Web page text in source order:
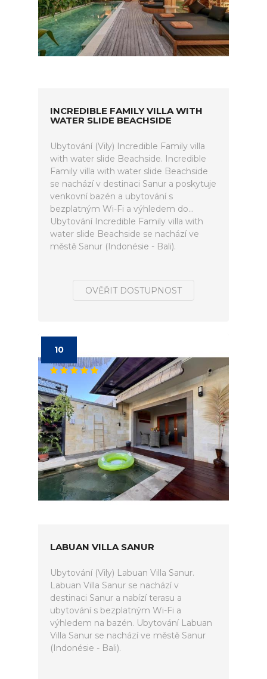
INCREDIBLE FAMILY VILLA WITH
WATER SLIDE BEACHSIDE
Ubytování (Vily) Incredible Family villa
with water slide Beachside. Incredible
Family villa with water slide Beachside
se nachází v destinaci Sanur a poskytuje
venkovní bazén a ubytování s
bezplatným Wi-Fi a výhledem do...
Ubytování Incredible Family villa with
water slide Beachside se nachází ve
městě Sanur (Indonésie - Bali).
OVĚŘIT DOSTUPNOST
10
LABUAN VILLA SANUR
Ubytování (Vily) Labuan Villa Sanur.
Labuan Villa Sanur se nachází v
destinaci Sanur a nabízí terasu a
ubytování s bezplatným Wi-Fi a
výhledem na bazén. Ubytování Labuan
Villa Sanur se nachází ve městě Sanur
(Indonésie - Bali).